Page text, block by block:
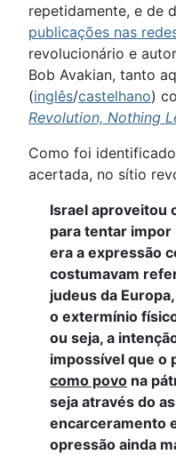
repetidamente, e de
publicações nas
revolucionário e
Bob Avakian, tanto
(inglês/castelhano)
Revolution, Nothing
Como foi
acertada, no sítio
Israel aproveitou
para tentar impor
era a expressão
costumavam
judeus da
o extermínio
ou seja, a
impossível que o
como povo na
seja através do
encarceramento
opressão ainda